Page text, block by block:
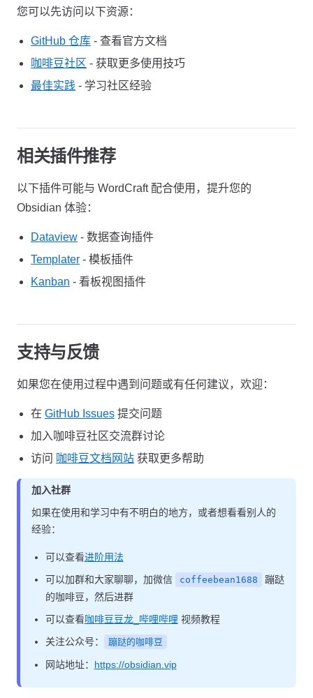
您可以先访问以下资源：
GitHub 仓库 - 查看官方文档
咖啡豆社区 - 获取更多使用技巧
最佳实践 - 学习社区经验
相关插件推荐
以下插件可能与 WordCraft 配合使用，提升您的
Obsidian 体验：
Dataview - 数据查询插件
Templater - 模板插件
Kanban - 看板视图插件
支持与反馈
如果您在使用过程中遇到问题或有任何建议，欢迎：
在 GitHub Issues 提交问题
加入咖啡豆社区交流群讨论
访问 咖啡豆文档网站 获取更多帮助
加入社群
如果在使用和学习中有不明白的地方，或者想看看别人的
经验：
可以查看进阶用法
可以加群和大家聊聊，加微信
coffeebean1688
蹦跶
的咖啡豆，然后进群
可以查看咖啡豆豆龙_哔哩哔哩 视频教程
关注公众号：
蹦跶的咖啡豆
网站地址： https://obsidian.vip